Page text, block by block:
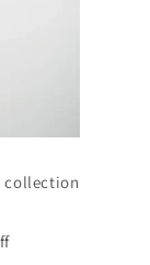
collection